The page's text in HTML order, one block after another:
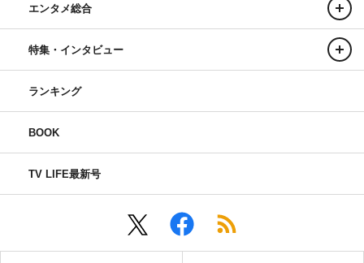
エンタメ総合
特集・インタビュー
ランキング
BOOK
TV LIFE最新号